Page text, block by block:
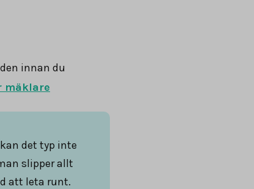
innan du
mäklare
det typ inte
slipper allt
att leta runt.